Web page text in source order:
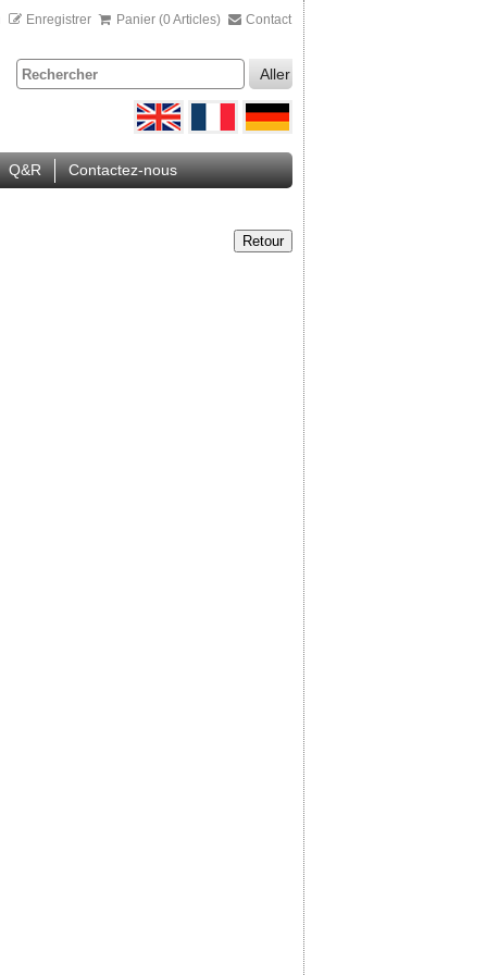
Enregistrer Panier (0 Articles) Contact
Aller
Q&R Contactez-nous
Retour